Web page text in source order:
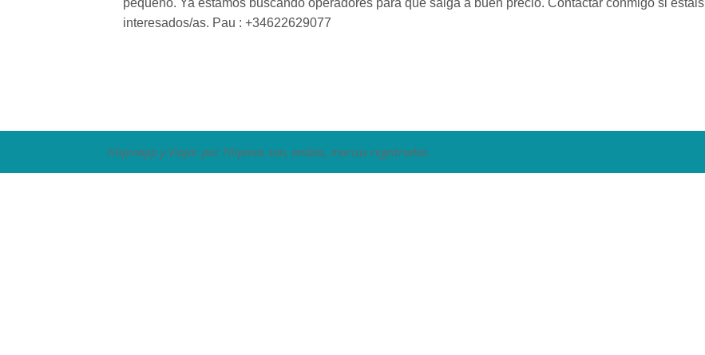
pequeño. Ya estamos buscando operadores para que salga a buen precio. Contactar conmigo si estáis
interesados/as. Pau : +34622629077
Filipinapp y Viajar por Filipinas son, ambas, marcas registradas.